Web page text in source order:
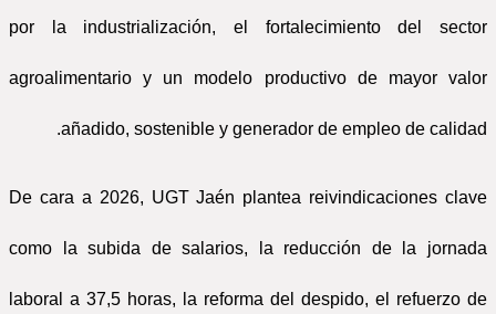
por la industrialización, el fortalecimiento del sector
agroalimentario y un modelo productivo de mayor valor
añadido, sostenible y generador de empleo de calidad.
De cara a 2026, UGT Jaén plantea reivindicaciones clave
como la subida de salarios, la reducción de la jornada
laboral a 37,5 horas, la reforma del despido, el refuerzo de